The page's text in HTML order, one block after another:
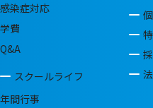
感染症対応
学費
Q&A
スクールライフ
年間行事